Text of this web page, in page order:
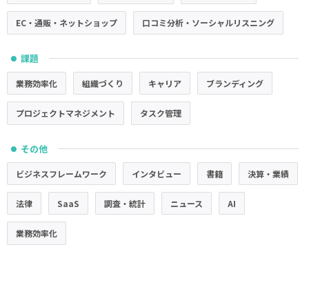
EC・通販・ネットショップ 口コミ分析・ソーシャルリスニング
● 課題
業務効率化 組織づくり キャリア ブランディング
プロジェクトマネジメント タスク管理
● その他
ビジネスフレームワーク インタビュー 書籍 決算・業績
法律 SaaS 調査・統計 ニュース AI
業務効率化